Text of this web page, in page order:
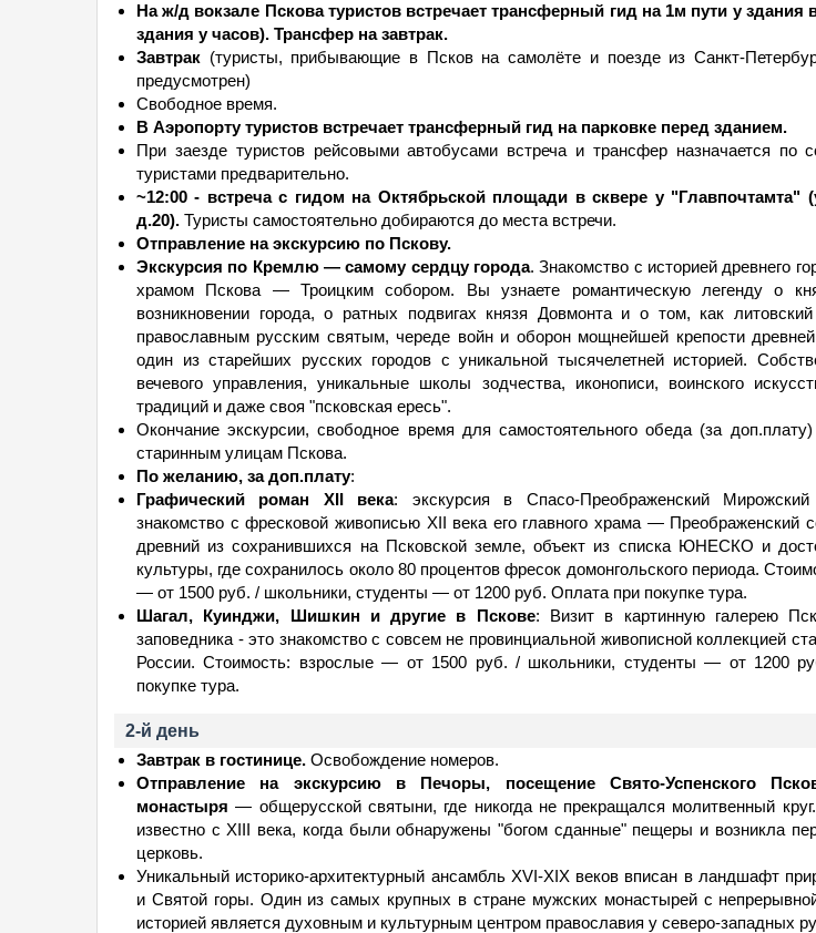
На ж/д вокзале Пскова туристов встречает трансферный гид на 1м пути у здания
здания у часов). Трансфер на завтрак.
Завтрак (туристы, прибывающие в Псков на самолёте и поезде из Санкт-
предусмотрен)
Свободное время.
В Аэропорту туристов встречает трансферный гид на парковке перед зданием.
При заезде туристов рейсовыми автобусами встреча и трансфер назначается по
туристами предварительно.
~12:00 - встреча с гидом на Октябрьской площади в сквере у "Главпочтамта"
д.20). Туристы самостоятельно добираются до места встречи.
Отправление на экскурсию по Пскову.
Экскурсия по Кремлю — самому сердцу города. Знакомство с историей древнего
храмом Пскова — Троицким собором. Вы узнаете романтическую легенду о
возникновении города, о ратных подвигах князя Довмонта и о том, как
православным русским святым, череде войн и оборон мощнейшей крепости
один из старейших русских городов с уникальной тысячелетней историей.
вечевого управления, уникальные школы зодчества, иконописи, воинского
традиций и даже своя "псковская ересь".
Окончание экскурсии, свободное время для самостоятельного обеда (за
старинным улицам Пскова.
По желанию, за доп.плату:
Графический роман XII века: экскурсия в Спасо-Преображенский
знакомство с фресковой живописью XII века его главного храма —
древний из сохранившихся на Псковской земле, объект из списка ЮНЕСКО и
культуры, где сохранилось около 80 процентов фресок домонгольского периода.
— от 1500 руб. / школьники, студенты — от 1200 руб. Оплата при покупке тура.
Шагал, Куинджи, Шишкин и другие в Пскове: Визит в картинную галерею
заповедника - это знакомство с совсем не провинциальной живописной коллекцией
России. Стоимость: взрослые — от 1500 руб. / школьники, студенты — от 1200
покупке тура.
2-й день
Завтрак в гостинице. Освобождение номеров.
Отправление на экскурсию в Печоры, посещение Свято-Успенского
монастыря — общерусской святыни, где никогда не прекращался молитвенный
известно с XIII века, когда были обнаружены "богом сданные" пещеры и возникла
церковь.
Уникальный историко-архитектурный ансамбль XVI-XIX веков вписан в ландшафт
и Святой горы. Один из самых крупных в стране мужских монастырей с
историей является духовным и культурным центром православия у северо-западных